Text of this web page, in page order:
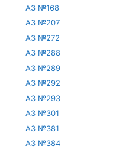
АЗ №168
АЗ №207
АЗ №272
АЗ №288
АЗ №289
АЗ №292
АЗ №293
АЗ №301
АЗ №381
АЗ №384